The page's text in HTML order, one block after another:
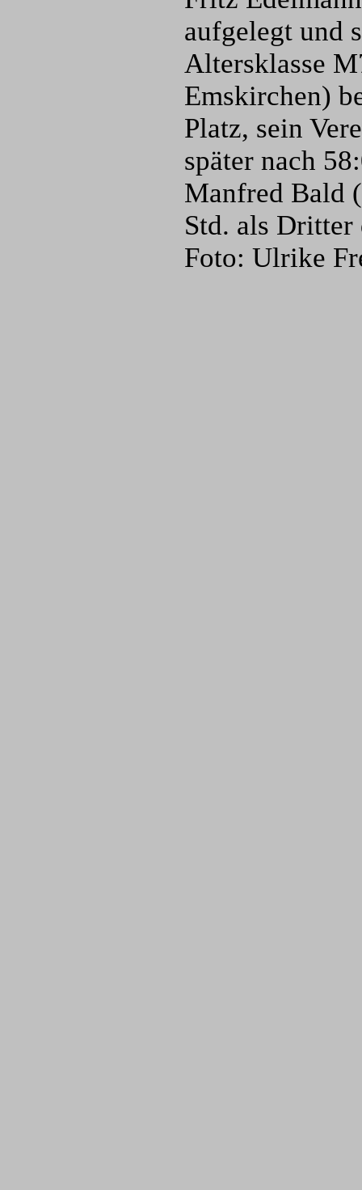
aufgelegt und
Altersklasse
Emskirchen)
Platz, sein
später nach
Manfred Bald
Std. als
Foto: Ulrike